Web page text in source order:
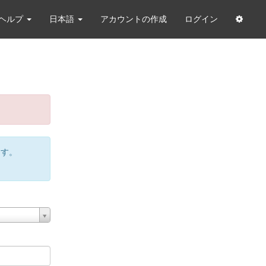
ルプ 日本語 アカウントの作成 ログイン
。